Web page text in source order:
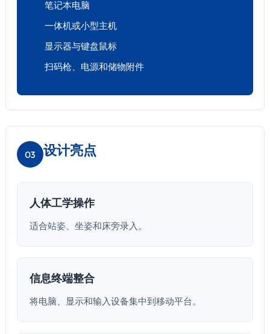
笔记本电脑
一体机或小型主机
显示器与键盘鼠标
扫码枪、电源和储物附件
03 设计亮点
人体工学操作
适合站姿、坐姿和床旁录入。
信息终端整合
将电脑、显示和输入设备集中到移动平台。